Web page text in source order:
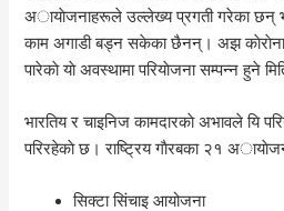
अायाेजनाहरूले उल्लेख्य प्रगती गरेका छन्
काम अगाडी बड्न सकेका छैनन्। अझ
पारेकाे याे अवस्थामा परियाेजना सम्पन्न हुने
भारतिय र चाइनिज कामदारकाे अभावले यि
परिरहेकाे छ। राष्ट्रिय गाैरबका २१
सिक्टा सिंचाइ आयोजना